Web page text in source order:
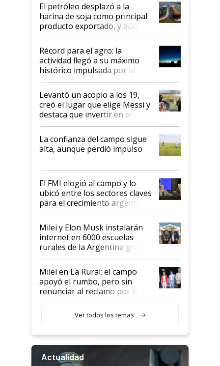
El petróleo desplazó a la
harina de soja como principal
producto exportado, y aún así
el agro aportó casi seis de cada
diez dólares y sostuvo el
liderazgo en un semestre
récord
Récord para el agro: la
actividad llegó a su máximo
histórico impulsada por la
cosecha y las exportaciones
Levantó un acopio a los 19,
creó el lugar que elige Messi y
destaca que invertir en el
kirchnerismo era como "darle
plata a un hijo para droga":
Juan Félix Rossetti, el libertario
que de una dura crisis salió
de Milei
La confianza del campo sigue
alta, aunque perdió impulso
El FMI elogió al campo y lo
ubicó entre los sectores claves
para el crecimiento argentino
Milei y Elon Musk instalarán
internet en 6000 escuelas
rurales de la Argentina gracias
a un acuerdo con Starlink
Milei en La Rural: el campo
apoyó el rumbo, pero sin
renunciar al reclamo por las
Ver todos los temas
Actualidad